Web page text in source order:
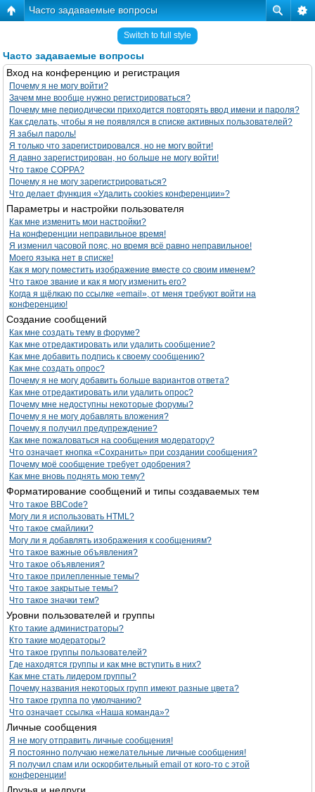
Часто задаваемые вопросы
Switch to full style
Часто задаваемые вопросы
Вход на конференцию и регистрация
Почему я не могу войти?
Зачем мне вообще нужно регистрироваться?
Почему мне периодически приходится повторять ввод имени и пароля?
Как сделать, чтобы я не появлялся в списке активных пользователей?
Я забыл пароль!
Я только что зарегистрировался, но не могу войти!
Я давно зарегистрирован, но больше не могу войти!
Что такое COPPA?
Почему я не могу зарегистрироваться?
Что делает функция «Удалить cookies конференции»?
Параметры и настройки пользователя
Как мне изменить мои настройки?
На конференции неправильное время!
Я изменил часовой пояс, но время всё равно неправильное!
Моего языка нет в списке!
Как я могу поместить изображение вместе со своим именем?
Что такое звание и как я могу изменить его?
Когда я щёлкаю по ссылке «email», от меня требуют войти на
конференцию!
Создание сообщений
Как мне создать тему в форуме?
Как мне отредактировать или удалить сообщение?
Как мне добавить подпись к своему сообщению?
Как мне создать опрос?
Почему я не могу добавить больше вариантов ответа?
Как мне отредактировать или удалить опрос?
Почему мне недоступны некоторые форумы?
Почему я не могу добавлять вложения?
Почему я получил предупреждение?
Как мне пожаловаться на сообщения модератору?
Что означает кнопка «Сохранить» при создании сообщения?
Почему моё сообщение требует одобрения?
Как мне вновь поднять мою тему?
Форматирование сообщений и типы создаваемых тем
Что такое BBCode?
Могу ли я использовать HTML?
Что такое смайлики?
Могу ли я добавлять изображения к сообщениям?
Что такое важные объявления?
Что такое объявления?
Что такое прилепленные темы?
Что такое закрытые темы?
Что такое значки тем?
Уровни пользователей и группы
Кто такие администраторы?
Кто такие модераторы?
Что такое группы пользователей?
Где находятся группы и как мне вступить в них?
Как мне стать лидером группы?
Почему названия некоторых групп имеют разные цвета?
Что такое группа по умолчанию?
Что означает ссылка «Наша команда»?
Личные сообщения
Я не могу отправить личные сообщения!
Я постоянно получаю нежелательные личные сообщения!
Я получил спам или оскорбительный email от кого-то с этой
конференции!